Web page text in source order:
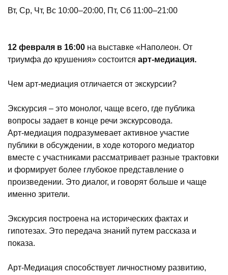
12 февраля в 16:00 на выставке «Наполеон. От
триумфа до крушения» состоится арт-медиация.
Чем арт-медиация отличается от экскурсии?
Экскурсия – это монолог, чаще всего, где публика
вопросы задает в конце речи экскурсовода.
Арт-медиация подразумевает активное участие
публики в обсуждении, в ходе которого медиатор
вместе с участниками рассматривает разные трактовки
и формирует более глубокое представление о
произведении. Это диалог, и говорят больше и чаще
именно зрители.
Экскурсия построена на исторических фактах и
гипотезах. Это передача знаний путем рассказа и
показа.
Арт-Медиация способствует личностному развитию,
Вт, Ср, Чт, Вс 10:00–20:00, Пт, Сб 11:00–21:00